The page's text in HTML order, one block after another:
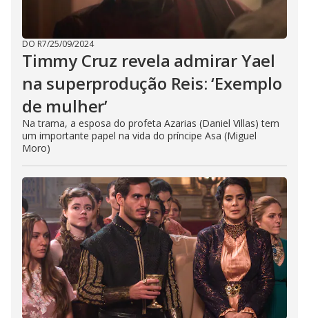
DO R7/25/09/2024
Timmy Cruz revela admirar Yael
na superprodução Reis: ‘Exemplo
de mulher’
Na trama, a esposa do profeta Azarias (Daniel Villas) tem
um importante papel na vida do príncipe Asa (Miguel
Moro)